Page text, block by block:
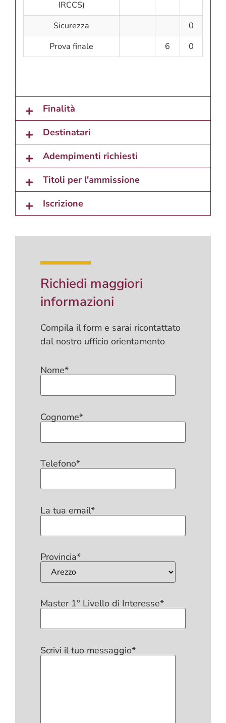
IRCCS)
Sicurezza
0
Prova finale
6 0
Finalità
Destinatari
Adempimenti richiesti
Titoli per l'ammissione
Iscrizione
Richiedi maggiori
informazioni
Compila il form e sarai ricontattato
dal nostro ufficio orientamento
Nome*
Cognome*
Telefono*
La tua email*
Provincia*
Master 1° Livello di Interesse*
Scrivi il tuo messaggio*